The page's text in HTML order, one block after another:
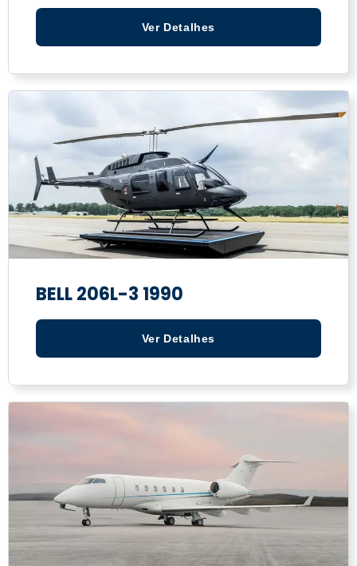
Ver Detalhes
BELL 206L-3 1990
Ver Detalhes